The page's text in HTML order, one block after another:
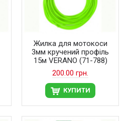
Жилка для мотокоси
3мм кручений профіль
15м VERANO (71-788)
200.00 грн.
КУПИТИ